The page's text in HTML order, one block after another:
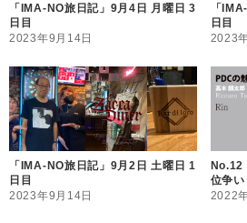
「IMA-NO旅日記」9月4日 月曜日 3
日目
2023年9月14日
「
日目
2023
「IMA-NO旅日記」9月2日 土曜日 1
日目
2023年9月14日
No.12
位争い
2022